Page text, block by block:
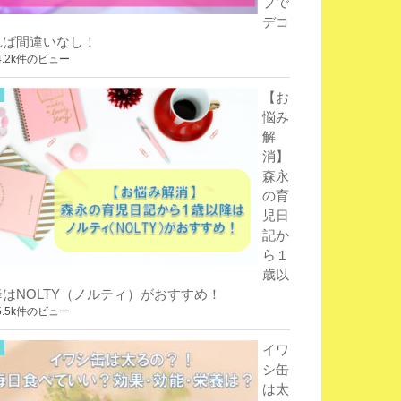
デコ
間違いなし！
件のビュー
【お
悩み
解
消】
森永
の育
児日
記か
ら１
歳以
はNOLTY（ノルティ）がおすすめ！
件のビュー
イワ
シ缶
は太